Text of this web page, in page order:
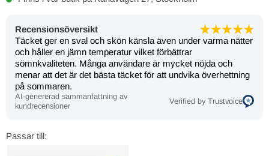
Recensionsöversikt
Täcket ger en sval och skön känsla även under varma nätter
och håller en jämn temperatur vilket förbättrar
sömnkvaliteten. Många användare är mycket nöjda och
menar att det är det bästa täcket för att undvika överhettning
på sommaren.
AI-genererad sammanfattning av
kundrecensioner
Verified by Trustvoice
Passar till: